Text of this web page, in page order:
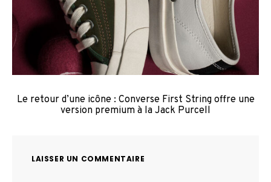
Le retour d’une icône : Converse First String offre une
version premium à la Jack Purcell
LAISSER UN COMMENTAIRE